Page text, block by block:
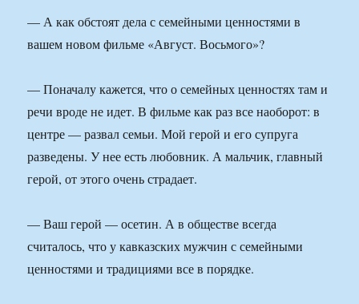
— А как обстоят дела с семейными ценностями в
вашем новом фильме «Август. Восьмого»?
— Поначалу кажется, что о семейных ценностях там и
речи вроде не идет. В фильме как раз все наоборот: в
центре — развал семьи. Мой герой и его супруга
разведены. У нее есть любовник. А мальчик, главный
герой, от этого очень страдает.
— Ваш герой — осетин. А в обществе всегда
считалось, что у кавказских мужчин с семейными
ценностями и традициями все в порядке.